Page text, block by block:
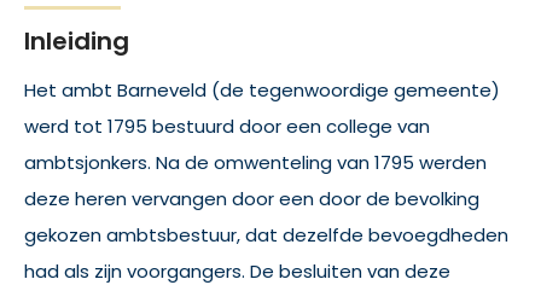
Inleiding
Het ambt Barneveld (de tegenwoordige gemeente)
werd tot 1795 bestuurd door een college van
ambtsjonkers. Na de omwenteling van 1795 werden
deze heren vervangen door een door de bevolking
gekozen ambtsbestuur, dat dezelfde bevoegdheden
had als zijn voorgangers. De besluiten van deze